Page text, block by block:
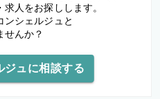
人をお探しします。
ンシェルジュと
せんか？
ジュに相談する